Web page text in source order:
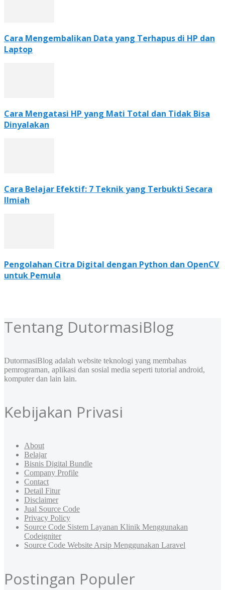
Cara Mengembalikan Data yang Terhapus di HP dan
Laptop
Cara Mengatasi HP yang Mati Total dan Tidak Bisa
Dinyalakan
Cara Belajar Efektif: 7 Teknik yang Terbukti Secara
Ilmiah
Pengolahan Citra Digital dengan Python dan OpenCV
untuk Pemula
Tentang DutormasiBlog
DutormasiBlog adalah website teknologi yang membahas
pemrograman, aplikasi dan sosial media seperti tutorial android,
komputer dan lain lain.
Kebijakan Privasi
About
Belajar
Bisnis Digital Bundle
Company Profile
Contact
Detail Fitur
Disclaimer
Jual Source Code
Privacy Policy
Source Code Sistem Layanan Klinik Menggunakan
Codeigniter
Source Code Website Arsip Menggunakan Laravel
Postingan Populer